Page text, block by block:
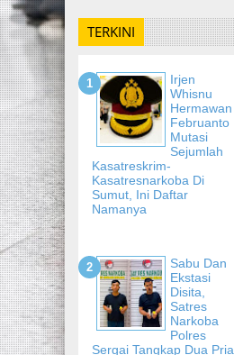
TERKINI
Irjen
Whisnu
Hermawan
Februanto
Mutasi
Sejumlah
Kasatreskrim-
Kasatresnarkoba Di
Sumut, Ini Daftar
Namanya
Sabu Dan
Ekstasi
Disita,
Satres
Narkoba
Polres
Sergai Tangkap Dua Pria